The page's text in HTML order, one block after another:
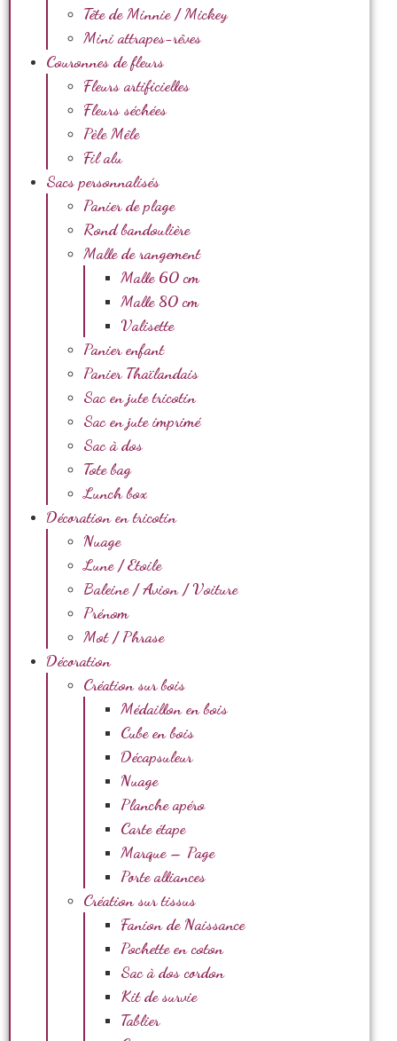
Tête de Minnie / Mickey
Mini attrapes-rêves
Couronnes de fleurs
Fleurs artificielles
Fleurs séchées
Pèle Mêle
Fil alu
Sacs personnalisés
Panier de plage
Rond bandoulière
Malle de rangement
Malle 60 cm
Malle 80 cm
Valisette
Panier enfant
Panier Thaïlandais
Sac en jute tricotin
Sac en jute imprimé
Sac à dos
Tote bag
Lunch box
Décoration en tricotin
Nuage
Lune / Etoile
Baleine / Avion / Voiture
Prénom
Mot / Phrase
Décoration
Création sur bois
Médaillon en bois
Cube en bois
Décapsuleur
Nuage
Planche apéro
Carte étape
Marque – Page
Porte alliances
Création sur tissus
Fanion de Naissance
Pochette en coton
Sac à dos cordon
Kit de survie
Tablier